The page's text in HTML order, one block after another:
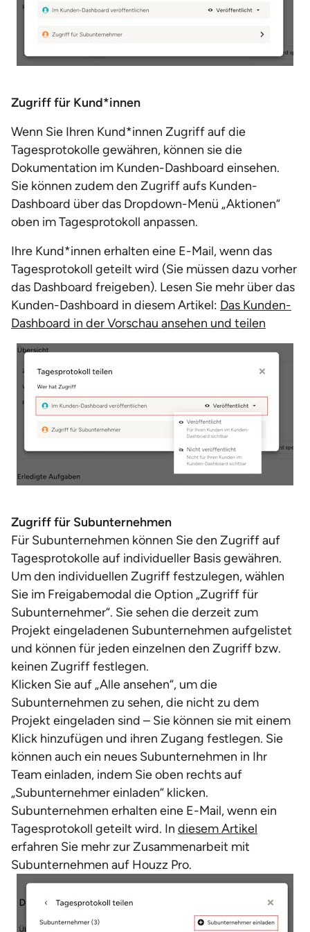
Zugriff für Kund*innen
Wenn Sie Ihren Kund*innen Zugriff auf die
Tagesprotokolle gewähren, können sie die
Dokumentation im Kunden-Dashboard einsehen.
Sie können zudem den Zugriff aufs Kunden-
Dashboard über das Dropdown-Menü „Aktionen“
oben im Tagesprotokoll anpassen.
Ihre Kund*innen erhalten eine E-Mail, wenn das
Tagesprotokoll geteilt wird (Sie müssen dazu vorher
das Dashboard freigeben). Lesen Sie mehr über das
Kunden-Dashboard in diesem Artikel: Das Kunden-
Dashboard in der Vorschau ansehen und teilen
Zugriff für Subunternehmen
Für Subunternehmen können Sie den Zugriff auf
Tagesprotokolle auf individueller Basis gewähren.
Um den individuellen Zugriff festzulegen, wählen
Sie im Freigabemodal die Option „Zugriff für
Subunternehmer“. Sie sehen die derzeit zum
Projekt eingeladenen Subunternehmen aufgelistet
und können für jeden einzelnen den Zugriff bzw.
keinen Zugriff festlegen.
Klicken Sie auf „Alle ansehen“, um die
Subunternehmen zu sehen, die nicht zu dem
Projekt eingeladen sind – Sie können sie mit einem
Klick hinzufügen und ihren Zugang festlegen. Sie
können auch ein neues Subunternehmen in Ihr
Team einladen, indem Sie oben rechts auf
„Subunternehmer einladen“ klicken.
Subunternehmen erhalten eine E-Mail, wenn ein
Tagesprotokoll geteilt wird. In diesem Artikel
erfahren Sie mehr zur Zusammenarbeit mit
Subunternehmen auf Houzz Pro.